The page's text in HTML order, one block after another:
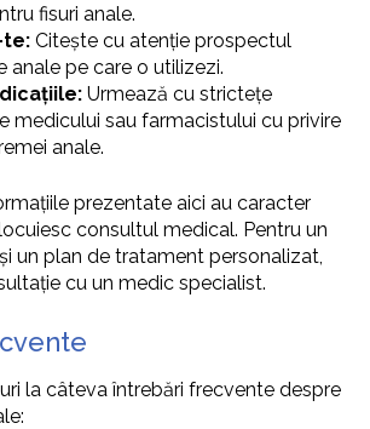
fisuri anale.
te: Citește cu atenție prospectul
anale pe care o utilizezi.
Urmează cu strictețe
medicului sau farmacistului cu privire
anale.
prezentate aici au caracter
consultul medical. Pentru un
un plan de tratament personalizat,
cu un medic specialist.
la câteva întrebări frecvente despre